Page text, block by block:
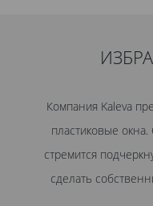
Компания Kaleva
пластиковые
стремится
сделать